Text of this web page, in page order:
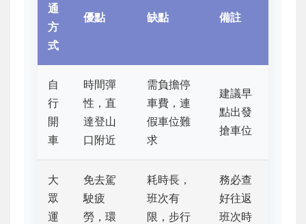
通
方
式
優點 缺點 備註
自
行
開
車
時間彈
性，直
達登山
口附近
需負擔停
車費，連
假車位難
求
建議早
點出發
搶車位
大
眾
運
免去駕
駛疲
勞，環
耗時長，
班次有
限，步行
務必查
好往返
班次時